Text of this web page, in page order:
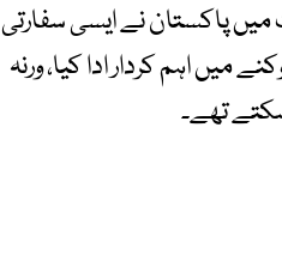
میں پاکستان نے ایسی سفارتی
اہم کردار ادا کیا، ورنہ
تھے۔